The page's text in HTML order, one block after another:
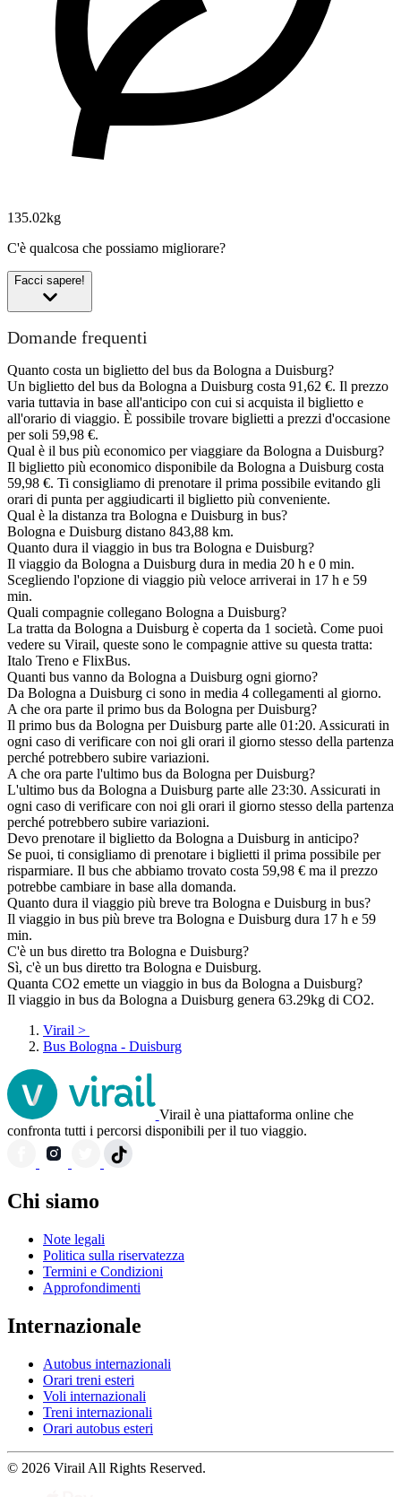
135.02kg
C'è qualcosa che possiamo migliorare?
Facci sapere!
Domande frequenti
Quanto costa un biglietto del bus da Bologna a Duisburg?
Un biglietto del bus da Bologna a Duisburg costa 91,62 €. Il prezzo
varia tuttavia in base all'anticipo con cui si acquista il biglietto e
all'orario di viaggio. È possibile trovare biglietti a prezzi d'occasione
per soli 59,98 €.
Qual è il bus più economico per viaggiare da Bologna a Duisburg?
Il biglietto più economico disponibile da Bologna a Duisburg costa
59,98 €. Ti consigliamo di prenotare il prima possibile evitando gli
orari di punta per aggiudicarti il biglietto più conveniente.
Qual è la distanza tra Bologna e Duisburg in bus?
Bologna e Duisburg distano 843,88 km.
Quanto dura il viaggio in bus tra Bologna e Duisburg?
Il viaggio da Bologna a Duisburg dura in media 20 h e 0 min.
Scegliendo l'opzione di viaggio più veloce arriverai in 17 h e 59
min.
Quali compagnie collegano Bologna a Duisburg?
La tratta da Bologna a Duisburg è coperta da 1 società. Come puoi
vedere su Virail, queste sono le compagnie attive su questa tratta:
Italo Treno e FlixBus.
Quanti bus vanno da Bologna a Duisburg ogni giorno?
Da Bologna a Duisburg ci sono in media 4 collegamenti al giorno.
A che ora parte il primo bus da Bologna per Duisburg?
Il primo bus da Bologna per Duisburg parte alle 01:20. Assicurati in
ogni caso di verificare con noi gli orari il giorno stesso della partenza
perché potrebbero subire variazioni.
A che ora parte l'ultimo bus da Bologna per Duisburg?
L'ultimo bus da Bologna a Duisburg parte alle 23:30. Assicurati in
ogni caso di verificare con noi gli orari il giorno stesso della partenza
perché potrebbero subire variazioni.
Devo prenotare il biglietto da Bologna a Duisburg in anticipo?
Se puoi, ti consigliamo di prenotare i biglietti il prima possibile per
risparmiare. Il bus che abbiamo trovato costa 59,98 € ma il prezzo
potrebbe cambiare in base alla domanda.
Quanto dura il viaggio più breve tra Bologna e Duisburg in bus?
Il viaggio in bus più breve tra Bologna e Duisburg dura 17 h e 59
min.
C'è un bus diretto tra Bologna e Duisburg?
Sì, c'è un bus diretto tra Bologna e Duisburg.
Quanta CO2 emette un viaggio in bus da Bologna a Duisburg?
Il viaggio in bus da Bologna a Duisburg genera 63.29kg di CO2.
Virail >
Bus Bologna - Duisburg
Virail è una piattaforma online che
confronta tutti i percorsi disponibili per il tuo viaggio.
Chi siamo
Note legali
Politica sulla riservatezza
Termini e Condizioni
Approfondimenti
Internazionale
Autobus internazionali
Orari treni esteri
Voli internazionali
Treni internazionali
Orari autobus esteri
© 2026 Virail All Rights Reserved.